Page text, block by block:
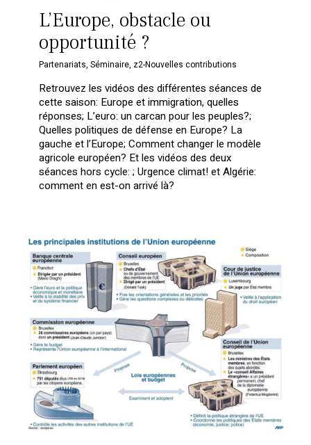
L’Europe, obstacle ou
opportunité ?
Partenariats,Séminaire, z2-Nouvelles contributions
Retrouvez les vidéos des différentes séances de
cette saison: Europe et immigration, quelles
réponses; L’euro: un carcan pour les peuples?;
Quelles politiques de défense en Europe? La
gauche et l’Europe; Comment changer le modèle
agricole européen? Et les vidéos des deux
séances hors cycle: ; Urgence climat! et Algérie:
comment en est-on arrivé là?